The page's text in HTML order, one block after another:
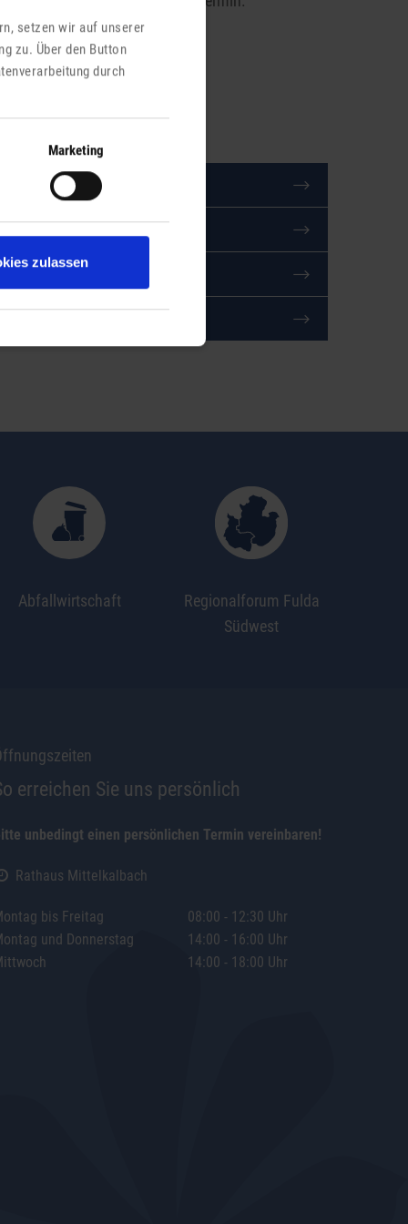
setzen wir auf unserer
zu. Über den Button
durch
Marketing
zulassen
Login Digitales Rathaus
Einträge
Tagesmutter
Kindergärten
Alterspflege- und Fahrdienste
Abfallwirtschaft
Regionalforum Fulda
Südwest
erreichen Sie uns persönlich
unbedingt einen persönlichen Termin vereinbaren!
Rathaus Mittelkalbach
bis Freitag
08:00 - 12:30 Uhr
und Donnerstag
14:00 - 16:00 Uhr
14:00 - 18:00 Uhr